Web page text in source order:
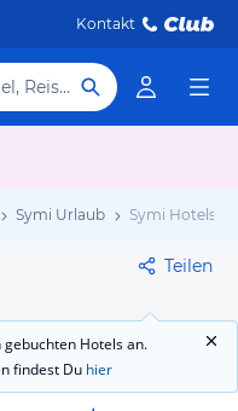
Kontakt
Hotel, Reiseziel
Symi Urlaub Symi Hotels
Teilen
Hotels an.
findest Du hier